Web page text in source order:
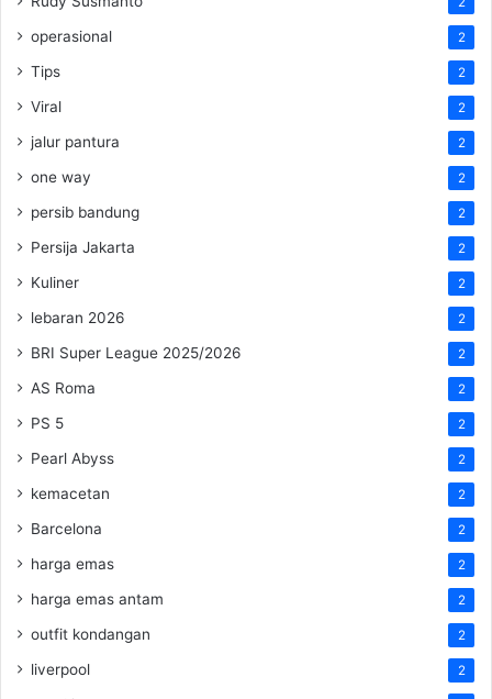
operasional 2
Tips 2
Viral 2
jalur pantura 2
one way 2
persib bandung 2
Persija Jakarta 2
Kuliner 2
lebaran 2026 2
BRI Super League 2025/2026 2
AS Roma 2
PS 5 2
Pearl Abyss 2
kemacetan 2
Barcelona 2
harga emas 2
harga emas antam 2
outfit kondangan 2
liverpool 2